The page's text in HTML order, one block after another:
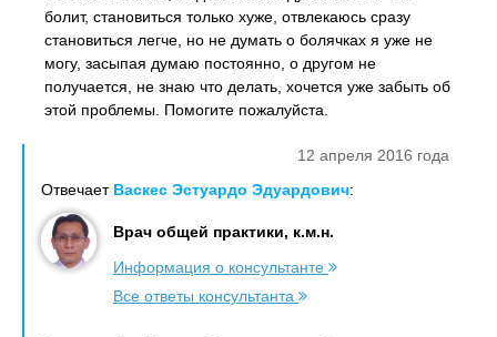
болит, становиться только хуже, отвлекаюсь сразу
становиться легче, но не думать о болячках я уже не
могу, засыпая думаю постоянно, о другом не
получается, не знаю что делать, хочется уже забыть об
этой проблемы. Помогите пожалуйста.
12 апреля 2016 года
Отвечает Васкес Эстуардо Эдуардович:
Врач общей практики, к.м.н.
Информация о консультанте
Все ответы консультанта